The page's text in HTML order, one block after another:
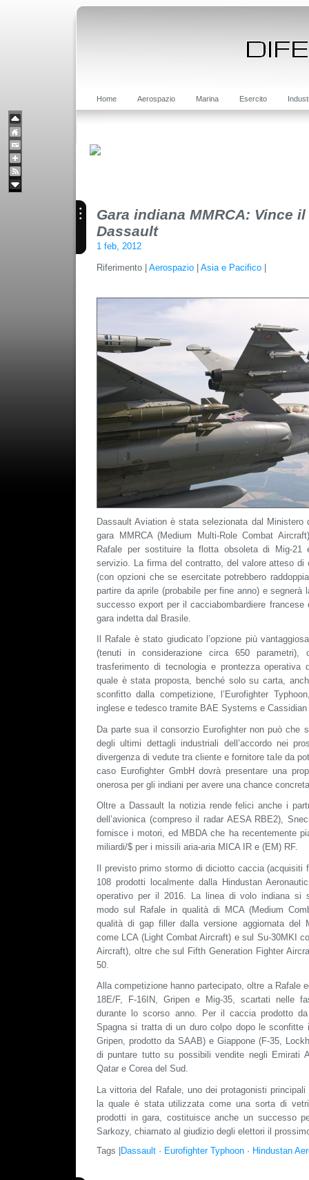
Home Aerospazio Marina Esercito
Gara indiana MMRCA: Vince
Dassault
1 feb, 2012
Riferimento | Aerospazio | Asia e Pacifico |
Dassault Aviation è stata selezionata dal Ministero
gara MMRCA (Medium Multi-Role Combat
Rafale per sostituire la flotta obsoleta di Mig-21
servizio. La firma del contratto, del valore atteso di
(con opzioni che se esercitate potrebbero
partire da aprile (probabile per fine anno) e segnerà
successo export per il cacciabombardiere francese
gara indetta dal Brasile.
Il Rafale è stato giudicato l’opzione più
(tenuti in considerazione circa 650
trasferimento di tecnologia e prontezza operativa
quale è stata proposta, benché solo su carta,
sconfitto dalla competizione, l’Eurofighter
inglese e tedesco tramite BAE Systems e
Da parte sua il consorzio Eurofighter non può che
degli ultimi dettagli industriali dell’accordo nei
divergenza di vedute tra cliente e fornitore tale da
caso Eurofighter GmbH dovrà presentare una
onerosa per gli indiani per avere una chance
Oltre a Dassault la notizia rende felici anche i
dell’avionica (compreso il radar AESA RBE2),
fornisce i motori, ed MBDA che ha recentemente
miliardi/$ per i missili aria-aria MICA IR e (EM) RF.
Il previsto primo stormo di diciotto caccia (acquisiti
108 prodotti localmente dalla Hindustan
operativo per il 2016. La linea di volo indiana si
modo sul Rafale in qualità di MCA (Medium
qualità di gap filler dalla versione aggiornata del
come LCA (Light Combat Aircraft) e sul Su-30MKI
Aircraft), oltre che sul Fifth Generation Fighter
50.
Alla competizione hanno partecipato, oltre a Rafale
18E/F, F-16IN, Gripen e Mig-35, scartati nelle
durante lo scorso anno. Per il caccia prodotto
Spagna si tratta di un duro colpo dopo le sconfitte
Gripen, prodotto da SAAB) e Giappone (F-35,
di puntare tutto su possibili vendite negli Emirati
Qatar e Corea del Sud.
La vittoria del Rafale, uno dei protagonisti
la quale è stata utilizzata come una sorta di
prodotti in gara, costituisce anche un successo
Sarkozy, chiamato al giudizio degli elettori il
Tags |
Dassault · Eurofighter Typhoon · Hindustan